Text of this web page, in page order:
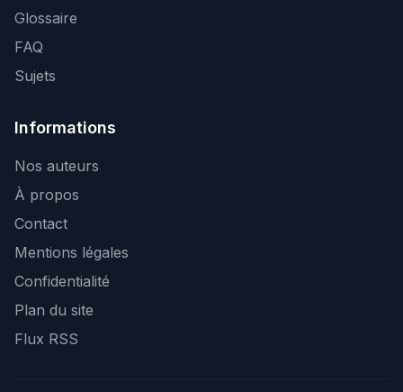
Glossaire
FAQ
Sujets
Informations
Nos auteurs
À propos
Contact
Mentions légales
Confidentialité
Plan du site
Flux RSS